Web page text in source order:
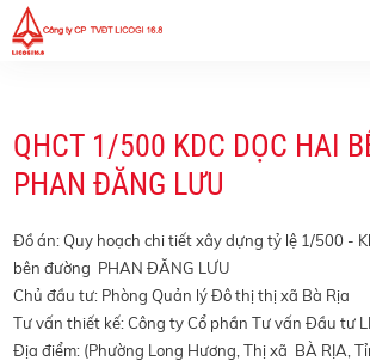
QHCT 1/500 KDC DỌC HAI
PHAN ĐĂNG LƯU
Đồ án: Quy hoạch chi tiết xây dựng tỷ lệ 1/500 -
bên đường PHAN ĐĂNG LƯU
Chủ đầu tư: Phòng Quản lý Đô thị thị xã Bà Rịa
Tư vấn thiết kế: Công ty Cổ phần Tư vấn Đầu tư
Địa điểm: (Phường Long Hương, Thị xã BÀ RỊA,